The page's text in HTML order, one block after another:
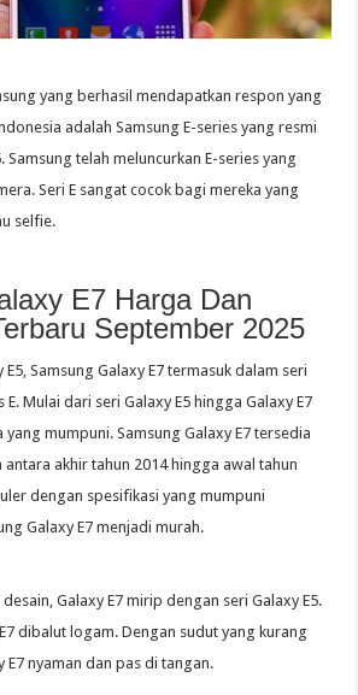
yang berhasil mendapatkan respon yang
adalah Samsung E-series yang resmi
telah meluncurkan E-series yang
Seri E sangat cocok bagi mereka yang
selfie.
E7 Harga Dan
September 2025
E5, Samsung Galaxy E7 termasuk dalam seri
E. Mulai dari seri Galaxy E5 hingga Galaxy E7
mumpuni. Samsung Galaxy E7 tersedia
akhir tahun 2014 hingga awal tahun
dengan spesifikasi yang mumpuni
Galaxy E7 menjadi murah.
Galaxy E7 mirip dengan seri Galaxy E5.
dibalut logam. Dengan sudut yang kurang
E7 nyaman dan pas di tangan.